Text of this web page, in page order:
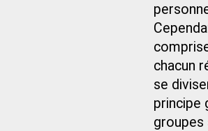
chacun
se
principe
groupes